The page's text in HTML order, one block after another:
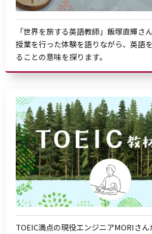
「世界を旅する英語教師」飯塚直輝さ
授業を行った体験を語りながら、英語
ることの意味を探ります。
TOEIC満点の現役エンジニアMORIさ